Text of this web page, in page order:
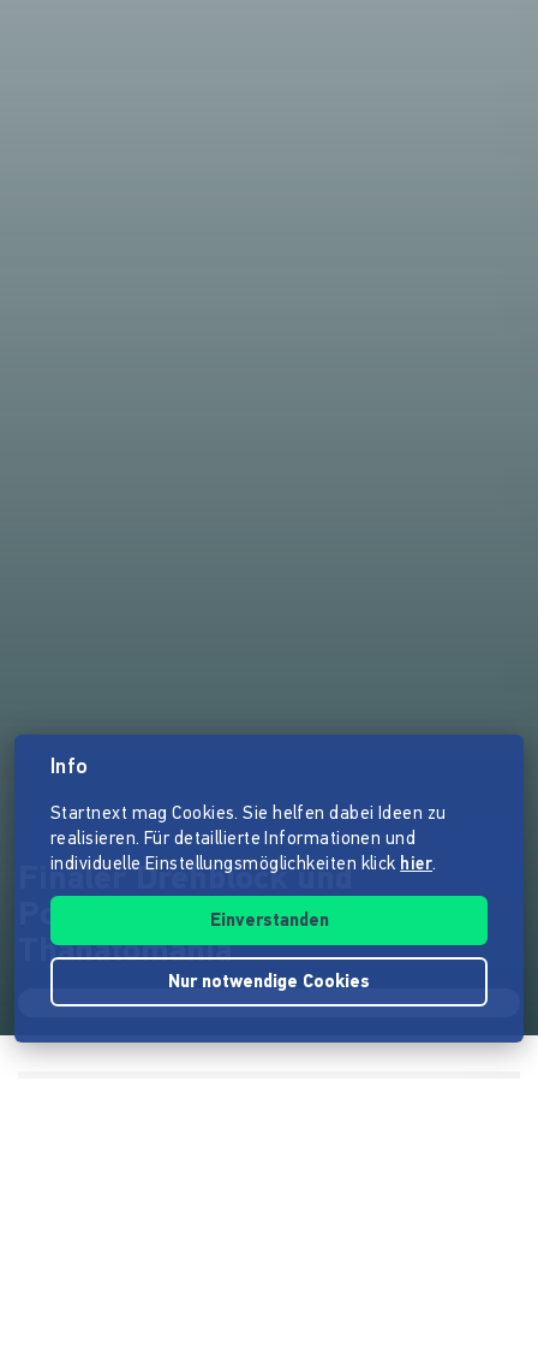
Finaler Drehblock und
Postproduktion von
Thanatomania
Info
Startnext mag Cookies. Sie helfen dabei Ideen zu
realisieren. Für detaillierte Informationen und
individuelle Einstellungsmöglichkeiten klick hier.
Einverstanden
Nur notwendige Cookies